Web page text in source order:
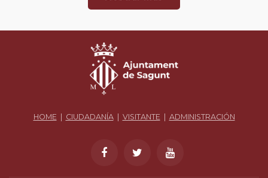
HOME| CIUDADANÍA| VISITANTE| ADMINISTRACIÓN